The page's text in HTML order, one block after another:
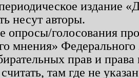
издание
несут авторы.
опросы/голосования
мнения»
прав и
там где не